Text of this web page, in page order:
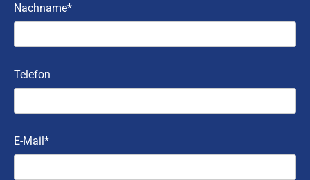
Nachname*
Telefon
E-Mail*